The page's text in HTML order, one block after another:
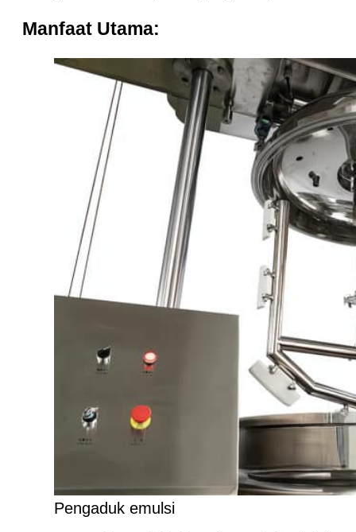
Manfaat Utama:
Pengaduk emulsi